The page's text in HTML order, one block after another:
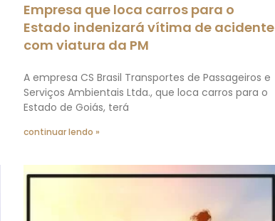
Empresa que loca carros para o
Estado indenizará vítima de acidente
com viatura da PM
A empresa CS Brasil Transportes de Passageiros e
Serviços Ambientais Ltda., que loca carros para o
Estado de Goiás, terá
continuar lendo »